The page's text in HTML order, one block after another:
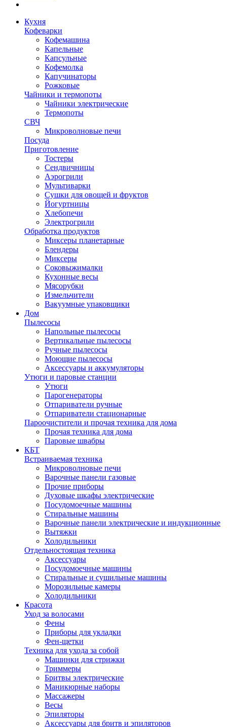
Кухня
Кофеварки
Кофемашина
Капельные
Капсульные
Кофемолка
Капучинаторы
Рожковые
Чайники и термопоты
Чайники электрические
Термопоты
СВЧ
Микроволновые печи
Посуда
Приготовление
Тостеры
Сендвичницы
Аэрогрили
Мультиварки
Сушки для овощей и фруктов
Йогуртницы
Хлебопечи
Электрогрили
Обработка продуктов
Миксеры планетарные
Блендеры
Миксеры
Соковыжималки
Кухонные весы
Мясорубки
Измельчители
Вакуумные упаковщики
Дом
Пылесосы
Напольные пылесосы
Вертикальные пылесосы
Ручные пылесосы
Моющие пылесосы
Аксессуары и аккумуляторы
Утюги и паровые станции
Утюги
Парогенераторы
Отпариватели ручные
Отпариватели стационарные
Пароочистители и прочая техника для дома
Прочая техника для дома
Паровые швабры
КБТ
Встраиваемая техника
Микроволновые печи
Варочные панели газовые
Прочие приборы
Духовые шкафы электрические
Посудомоечные машины
Стиральные машины
Варочные панели электрические и индукционные
Вытяжки
Холодильники
Отдельностоящая техника
Аксессуары
Посудомоечные машины
Стиральные и сушильные машины
Морозильные камеры
Холодильники
Красота
Уход за волосами
Фены
Приборы для укладки
Фен-щетки
Техника для ухода за собой
Машинки для стрижки
Триммеры
Бритвы электрические
Маникюрные наборы
Массажеры
Весы
Эпиляторы
Аксессуары для бритв и эпиляторов